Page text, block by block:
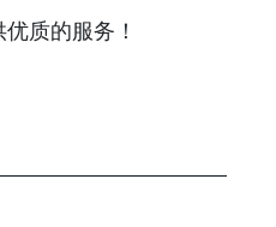
质的服务！